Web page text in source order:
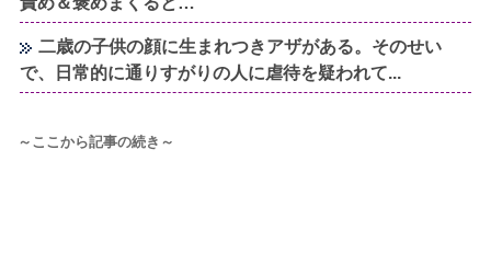
二歳の子供の顔に生まれつきアザがある。そのせい
で、日常的に通りすがりの人に虐待を疑われて...
～ここから記事の続き～